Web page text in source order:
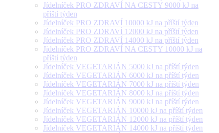
Jídelníček PRO ZDRAVÍ NA CESTY 9000 kJ na
příští týden
Jídelníček PRO ZDRAVÍ 10000 kJ na příští týden
Jídelníček PRO ZDRAVÍ 12000 kJ na příští týden
Jídelníček PRO ZDRAVÍ 14000 kJ na příští týden
Jídelníček PRO ZDRAVÍ NA CESTY 10000 kJ na
příští týden
Jídelníček VEGETARIÁN 5000 kJ na příští týden
Jídelníček VEGETARIÁN 6000 kJ na příští týden
Jídelníček VEGETARIÁN 7000 kJ na příští týden
Jídelníček VEGETARIÁN 8000 kJ na příští týden
Jídelníček VEGETARIÁN 9000 kJ na příští týden
Jídelníček VEGETARIÁN 10000 kJ na příští týden
Jídelníček VEGETARIÁN 12000 kJ na příští týden
Jídelníček VEGETARIÁN 14000 kJ na příští týden